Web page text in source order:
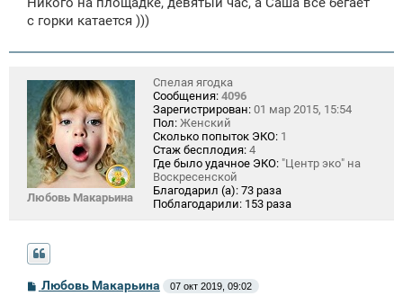
с горки катается )))
Любовь Макарьина
Спелая ягодка
Сообщения: 4096
Зарегистрирован: 01 мар 2015, 15:54
Пол: Женский
Сколько попыток ЭКО: 1
Стаж бесплодия: 4
Где было удачное ЭКО: "Центр эко" на
Воскресенской
Благодарил (а): 73 раза
Поблагодарили: 153 раза
С
о
Любовь Макарьина 07 окт 2019, 09:02